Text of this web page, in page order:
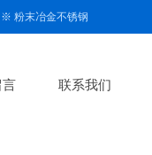
粉末冶金不锈钢
言 联系我们